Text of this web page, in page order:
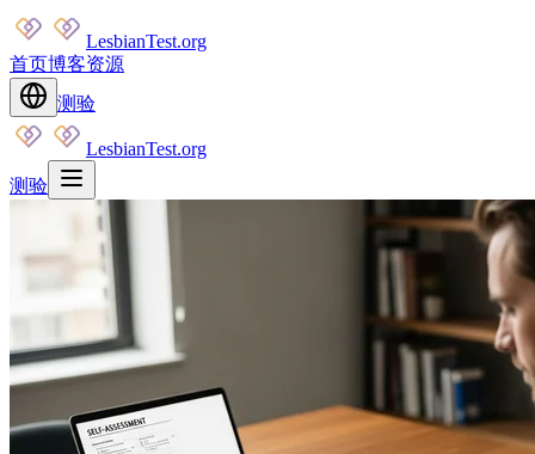
LesbianTest.org
首页博客资源
测验
LesbianTest.org
测验